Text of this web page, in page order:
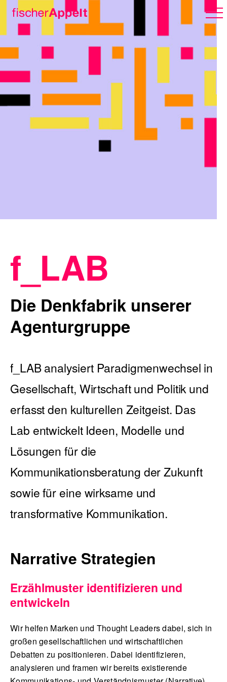
Über uns
Arbeiten
Erlebnispark
Blog
Nachhaltigkeit
f_LAB
Kontakt
English
f_LAB
Die Denkfabrik unserer
Agenturgruppe
f_LAB analysiert Paradigmenwechsel in
Gesellschaft, Wirtschaft und Politik und
erfasst den kulturellen Zeitgeist. Das
Lab entwickelt Ideen, Modelle und
Lösungen für die
Kommunikationsberatung der Zukunft
sowie für eine wirksame und
transformative Kommunikation.
Narrative Strategien
Erzählmuster identifizieren und
entwickeln
Wir helfen Marken und Thought Leaders dabei, sich in
großen gesellschaftlichen und wirtschaftlichen
Debatten zu positionieren. Dabei identifizieren,
analysieren und framen wir bereits existierende